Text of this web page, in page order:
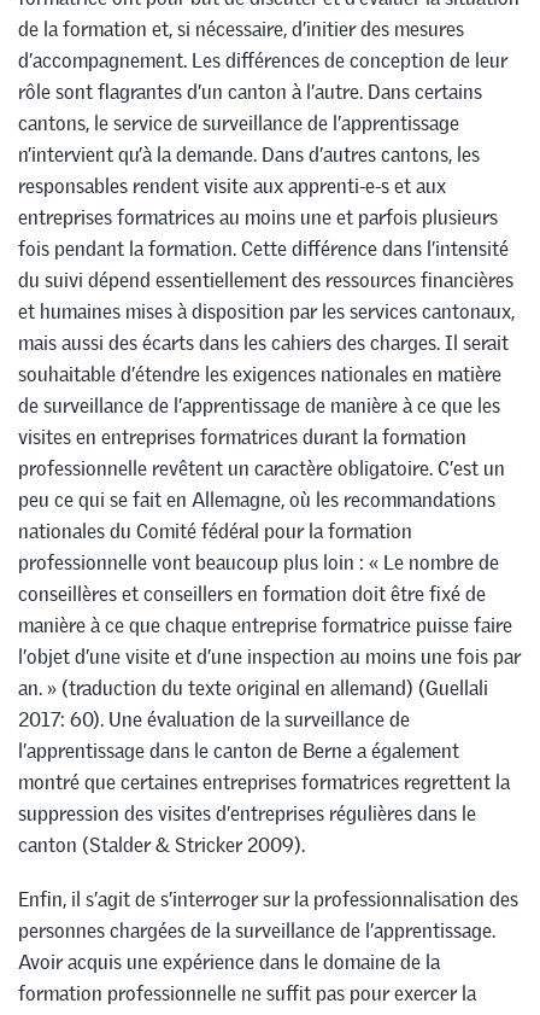
de la formation et, si nécessaire, d’initier des mesures
d’accompagnement. Les différences de conception de leur
rôle sont flagrantes d’un canton à l’autre. Dans certains
cantons, le service de surveillance de l’apprentissage
n’intervient qu’à la demande. Dans d’autres cantons, les
responsables rendent visite aux apprenti-e-s et aux
entreprises formatrices au moins une et parfois plusieurs
fois pendant la formation. Cette différence dans l’intensité
du suivi dépend essentiellement des ressources financières
et humaines mises à disposition par les services cantonaux,
mais aussi des écarts dans les cahiers des charges. Il serait
souhaitable d’étendre les exigences nationales en matière
de surveillance de l’apprentissage de manière à ce que les
visites en entreprises formatrices durant la formation
professionnelle revêtent un caractère obligatoire. C’est un
peu ce qui se fait en Allemagne, où les recommandations
nationales du Comité fédéral pour la formation
professionnelle vont beaucoup plus loin : « Le nombre de
conseillères et conseillers en formation doit être fixé de
manière à ce que chaque entreprise formatrice puisse faire
l’objet d’une visite et d’une inspection au moins une fois par
an. » (traduction du texte original en allemand) (Guellali
2017: 60). Une évaluation de la surveillance de
l’apprentissage dans le canton de Berne a également
montré que certaines entreprises formatrices regrettent la
suppression des visites d’entreprises régulières dans le
canton (Stalder & Stricker 2009).
Enfin, il s’agit de s’interroger sur la professionnalisation des
personnes chargées de la surveillance de l’apprentissage.
Avoir acquis une expérience dans le domaine de la
formation professionnelle ne suffit pas pour exercer la